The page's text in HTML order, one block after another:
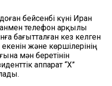
бейсенбі күні Иран
телефон арқылы
бағытталған кез келген
және көршілерінің
мән беретінін
аппарат “X”